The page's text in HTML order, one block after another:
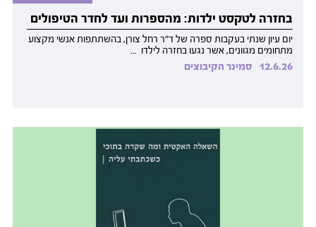
בחזרה לטקסט ילדות: מהספרות ועד לחדר הטיפולים
יום עיון שנתי בעקבות ספרה של ד״ר רחל צורן, בהשתתפות אנשי מקצוע
מתחומים מגוונים, אשר נגעו בחזרה לילדו ...
12.6.26 סמינר הקיבוצים